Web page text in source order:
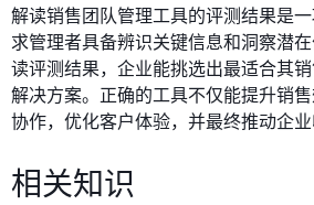
解读销售团队管理工具的评测结果是
求管理者具备辨识关键信息和洞察潜
读评测结果，企业能挑选出最适合其
解决方案。正确的工具不仅能提升销
协作，优化客户体验，并最终推动企业
相关知识